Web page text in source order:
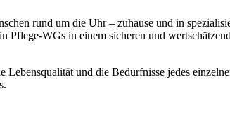
rund um die Uhr – zuhause und in
Pflege-WGs in einem sicheren und
und die Bedürfnisse jedes